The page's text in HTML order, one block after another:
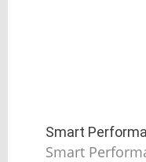
Smart
Smart